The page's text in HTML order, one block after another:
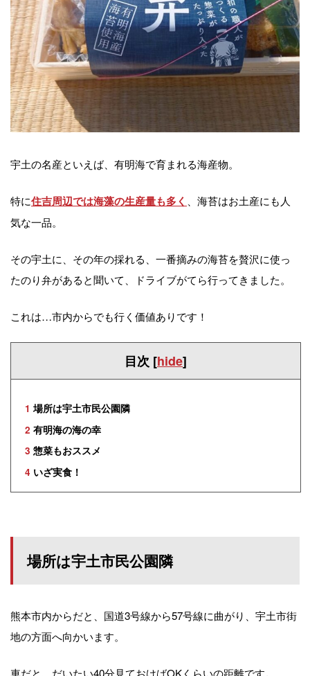
宇土の名産といえば、有明海で育まれる海産物。
特に住吉周辺では海藻の生産量も多く
、海苔はお土産にも人
気な一品。
その宇土に、その年の採れる、一番摘みの海苔を贅沢に使っ
たのり弁があると聞いて、ドライブがてら行ってきました。
これは…市内からでも行く価値ありです！
目次 [hide]
1 場所は宇土市民公園隣
2 有明海の海の幸
3 惣菜もおススメ
4 いざ実食！
場所は宇土市民公園隣
熊本市内からだと、国道3号線から57号線に曲がり、宇土市街
地の方面へ向かいます。
車だと、だいたい40分見ておけばOKくらいの距離です。